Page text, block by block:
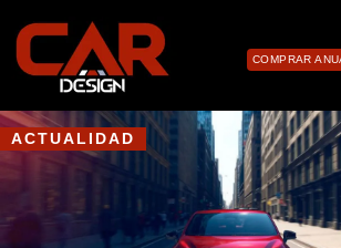
COMPRAR
ACTUALIDAD